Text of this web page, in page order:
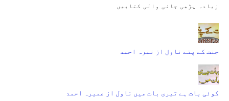
زیادہ پڑھی جانی والی کتابیں
جنت کے پتے ناول از نمرہ احمد
کوئی بات ہے تیری بات میں ناول از عمیرہ احمد